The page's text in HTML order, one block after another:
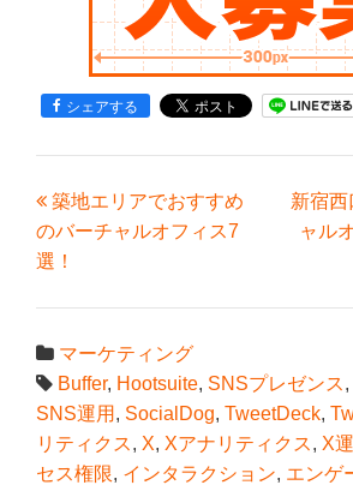
シェアする
築地エリアでおすすめ
のバーチャルオフィス7
選！
新宿
ャル
マーケティング
Buffer, Hootsuite, SNSプレゼンス,
SNS運用 , SocialDog, TweetDeck,
リティクス, X, Xアナリティクス, X
セス権限, インタラクション, エンゲ